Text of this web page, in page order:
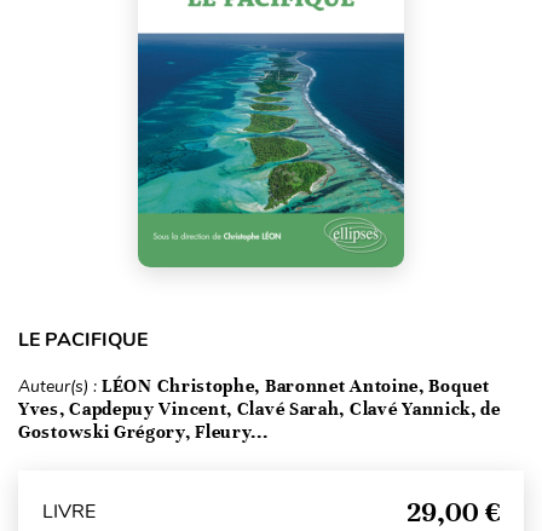
LE PACIFIQUE
Auteur(s) : LÉON Christophe, Baronnet Antoine, Boquet
Yves, Capdepuy Vincent, Clavé Sarah, Clavé Yannick, de
Gostowski Grégory, Fleury...
LIVRE 29,00 €